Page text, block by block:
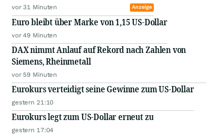
vor 31 Minuten Anzeige
Euro bleibt über Marke von 1,15 US-Dollar
vor 49 Minuten
DAX nimmt Anlauf auf Rekord nach Zahlen von
Siemens, Rheinmetall
vor 59 Minuten
Eurokurs verteidigt seine Gewinne zum US-Dollar
gestern 21:10
Eurokurs legt zum US-Dollar erneut zu
gestern 17:04